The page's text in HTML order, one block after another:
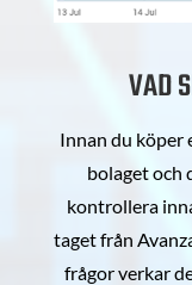
VAD
Innan du köper
bolaget och
kontrollera
taget från
frågor verkar